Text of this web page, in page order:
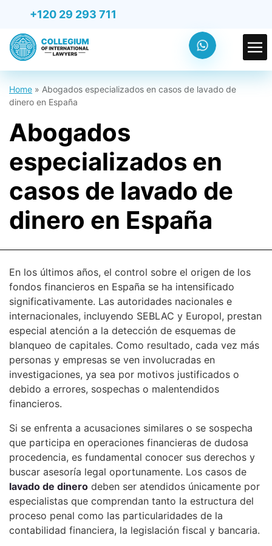
+120 29 293 711
Home » Abogados especializados en casos de lavado de
dinero en España
Abogados
especializados en
casos de lavado de
dinero en España
En los últimos años, el control sobre el origen de los
fondos financieros en España se ha intensificado
significativamente. Las autoridades nacionales e
internacionales, incluyendo SEBLAC y Europol, prestan
especial atención a la detección de esquemas de
blanqueo de capitales. Como resultado, cada vez más
personas y empresas se ven involucradas en
investigaciones, ya sea por motivos justificados o
debido a errores, sospechas o malentendidos
financieros.
Si se enfrenta a acusaciones similares o se sospecha
que participa en operaciones financieras de dudosa
procedencia, es fundamental conocer sus derechos y
buscar asesoría legal oportunamente. Los casos de
lavado de dinero deben ser atendidos únicamente por
especialistas que comprendan tanto la estructura del
proceso penal como las particularidades de la
contabilidad financiera, la legislación fiscal y bancaria.